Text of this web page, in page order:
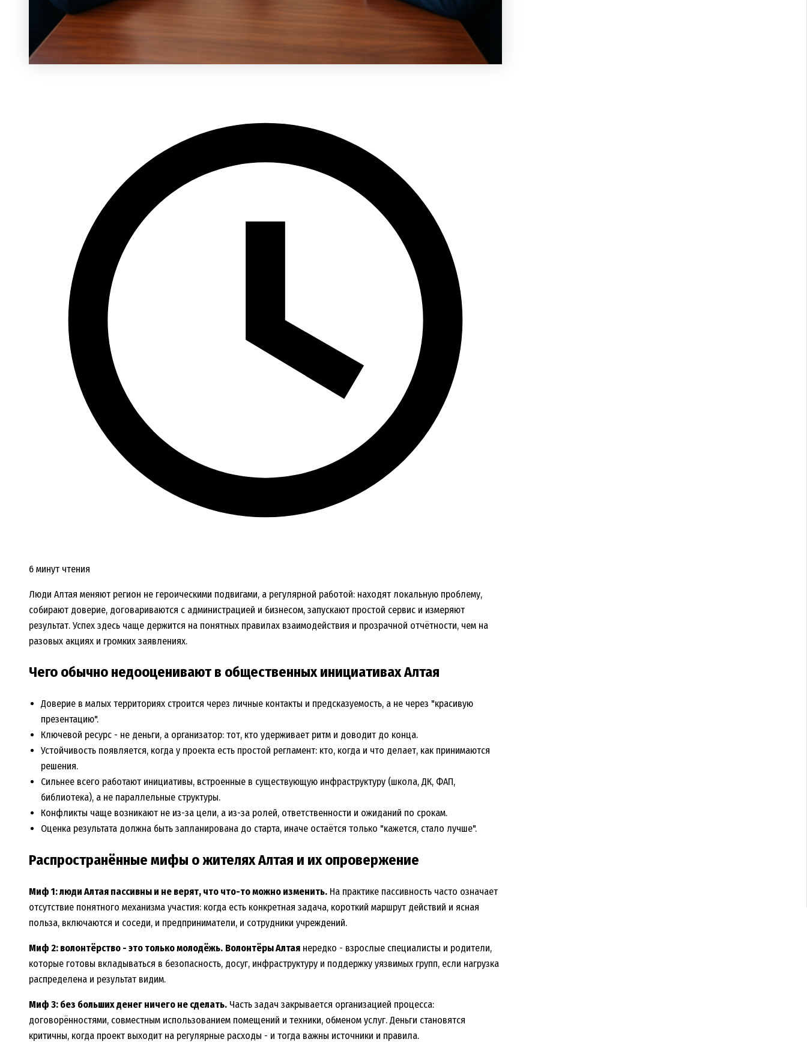
6 минут чтения
Люди Алтая меняют регион не героическими подвигами, а регулярной работой: находят локальную проблему,
собирают доверие, договариваются с администрацией и бизнесом, запускают простой сервис и измеряют
результат. Успех здесь чаще держится на понятных правилах взаимодействия и прозрачной отчётности, чем на
разовых акциях и громких заявлениях.
Чего обычно недооценивают в общественных инициативах Алтая
Доверие в малых территориях строится через личные контакты и предсказуемость, а не через "красивую
презентацию".
Ключевой ресурс - не деньги, а организатор: тот, кто удерживает ритм и доводит до конца.
Устойчивость появляется, когда у проекта есть простой регламент: кто, когда и что делает, как принимаются
решения.
Сильнее всего работают инициативы, встроенные в существующую инфраструктуру (школа, ДК, ФАП,
библиотека), а не параллельные структуры.
Конфликты чаще возникают не из-за цели, а из-за ролей, ответственности и ожиданий по срокам.
Оценка результата должна быть запланирована до старта, иначе остаётся только "кажется, стало лучше".
Распространённые мифы о жителях Алтая и их опровержение
Миф 1: люди Алтая пассивны и не верят, что что-то можно изменить. На практике пассивность часто означает
отсутствие понятного механизма участия: когда есть конкретная задача, короткий маршрут действий и ясная
польза, включаются и соседи, и предприниматели, и сотрудники учреждений.
Миф 2: волонтёрство - это только молодёжь. Волонтёры Алтая нередко - взрослые специалисты и родители,
которые готовы вкладываться в безопасность, досуг, инфраструктуру и поддержку уязвимых групп, если нагрузка
распределена и результат видим.
Миф 3: без больших денег ничего не сделать. Часть задач закрывается организацией процесса:
договорённостями, совместным использованием помещений и техники, обменом услуг. Деньги становятся
критичны, когда проект выходит на регулярные расходы - и тогда важны источники и правила.